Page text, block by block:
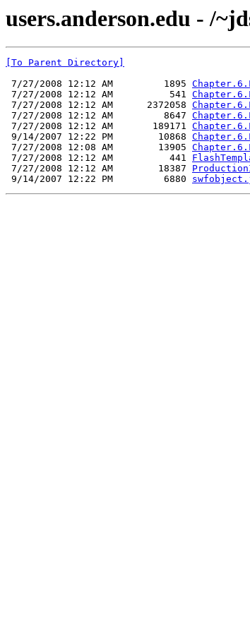
users.anderson.edu - /
[To Parent Directory]
7/27/2008 12:12 AM         1895
7/27/2008 12:12 AM          541
7/27/2008 12:12 AM      2372058
7/27/2008 12:12 AM         8647
7/27/2008 12:12 AM       189171
9/14/2007 12:22 PM        10868
7/27/2008 12:08 AM        13905
7/27/2008 12:12 AM          441
7/27/2008 12:12 AM        18387
9/14/2007 12:22 PM         6880